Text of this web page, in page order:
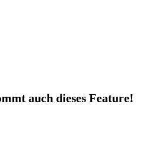
auch dieses Feature!